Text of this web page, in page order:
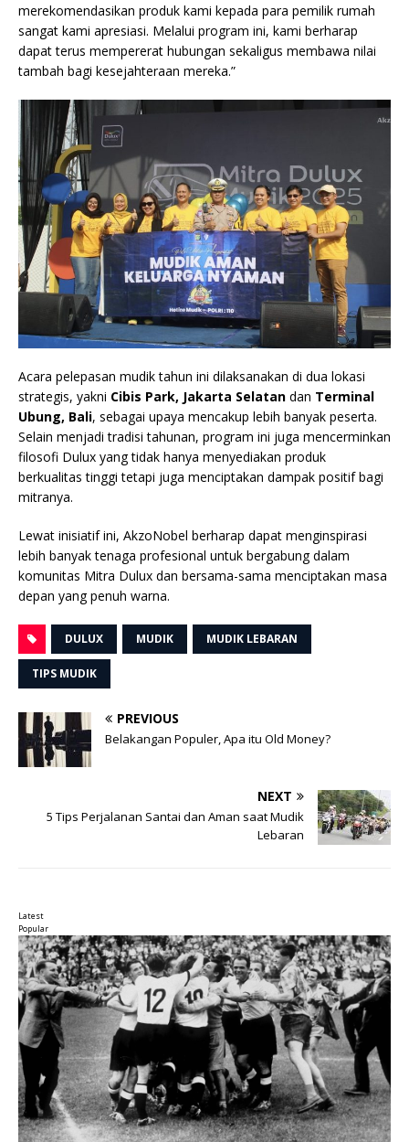
merekomendasikan produk kami kepada para pemilik rumah
sangat kami apresiasi. Melalui program ini, kami berharap
dapat terus mempererat hubungan sekaligus membawa nilai
tambah bagi kesejahteraan mereka.”
Acara pelepasan mudik tahun ini dilaksanakan di dua lokasi
strategis, yakni Cibis Park, Jakarta Selatan dan Terminal
Ubung, Bali, sebagai upaya mencakup lebih banyak peserta.
Selain menjadi tradisi tahunan, program ini juga mencerminkan
filosofi Dulux yang tidak hanya menyediakan produk
berkualitas tinggi tetapi juga menciptakan dampak positif bagi
mitranya.
Lewat inisiatif ini, AkzoNobel berharap dapat menginspirasi
lebih banyak tenaga profesional untuk bergabung dalam
komunitas Mitra Dulux dan bersama-sama menciptakan masa
depan yang penuh warna.
DULUX MUDIK MUDIK LEBARAN
TIPS MUDIK
PREVIOUS
Belakangan Populer, Apa itu Old Money?
NEXT
5 Tips Perjalanan Santai dan Aman saat Mudik
Lebaran
Latest
Popular